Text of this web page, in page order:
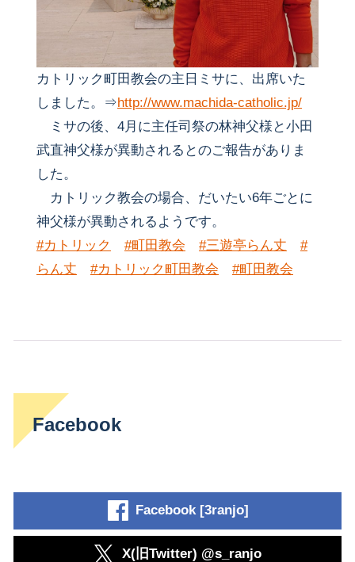
カトリック町田教会の主日ミサに、出席いた
しました。⇒http://www.machida-catholic.jp/
ミサの後、4月に主任司祭の林神父様と小田
武直神父様が異動されるとのご報告がありま
した。
カトリック教会の場合、だいたい6年ごとに
神父様が異動されるようです。
#カトリック
#町田教会 #三遊亭らん丈
#
らん丈
#カトリック町田教会 #町田教会
Facebook
Facebook [3ranjo]
X(旧Twitter) @s_ranjo